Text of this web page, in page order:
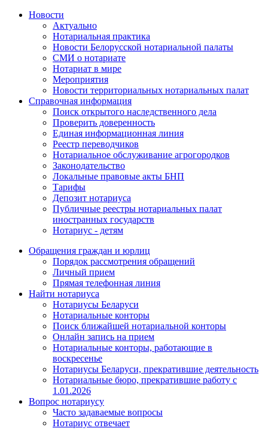
Новости
Актуально
Нотариальная практика
Новости Белорусской нотариальной палаты
СМИ о нотариате
Нотариат в мире
Мероприятия
Новости территориальных нотариальных палат
Справочная информация
Поиск открытого наследственного дела
Проверить доверенность
Единая информационная линия
Реестр переводчиков
Нотариальное обслуживание агрогородков
Законодательство
Локальные правовые акты БНП
Тарифы
Депозит нотариуса
Публичные реестры нотариальных палат
иностранных государств
Нотариус - детям
Обращения граждан и юрлиц
Порядок рассмотрения обращений
Личный прием
Прямая телефонная линия
Найти нотариуса
Нотариусы Беларуси
Нотариальные конторы
Поиск ближайшей нотариальной конторы
Онлайн запись на прием
Нотариальные конторы, работающие в
воскресенье
Нотариусы Беларуси, прекратившие деятельность
Нотариальные бюро, прекратившие работу с
1.01.2026
Вопрос нотариусу
Часто задаваемые вопросы
Нотариус отвечает